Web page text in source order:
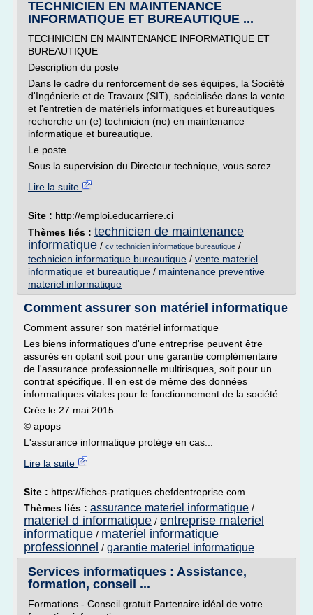
TECHNICIEN EN MAINTENANCE
INFORMATIQUE ET BUREAUTIQUE ...
TECHNICIEN EN MAINTENANCE INFORMATIQUE ET
BUREAUTIQUE
Description du poste
Dans le cadre du renforcement de ses équipes, la Société
d'Ingénierie et de Travaux (SIT), spécialisée dans la vente
et l'entretien de matériels informatiques et bureautiques
recherche un (e) technicien (ne) en maintenance
informatique et bureautique.
Le poste
Sous la supervision du Directeur technique, vous serez...
Lire la suite
Site : http://emploi.educarriere.ci
Thèmes liés : technicien de maintenance
informatique / cv technicien informatique bureautique /
technicien informatique bureautique / vente materiel
informatique et bureautique / maintenance preventive
materiel informatique
Comment assurer son matériel informatique
Comment assurer son matériel informatique
Les biens informatiques d'une entreprise peuvent être
assurés en optant soit pour une garantie complémentaire
de l'assurance professionnelle multirisques, soit pour un
contrat spécifique. Il en est de même des données
informatiques vitales pour le fonctionnement de la société.
Crée le 27 mai 2015
© apops
L'assurance informatique protège en cas...
Lire la suite
Site : https://fiches-pratiques.chefdentreprise.com
Thèmes liés : assurance materiel informatique /
materiel d informatique / entreprise materiel
informatique / materiel informatique
professionnel / garantie materiel informatique
Services informatiques : Assistance,
formation, conseil ...
Formations - Conseil gratuit Partenaire idéal de votre